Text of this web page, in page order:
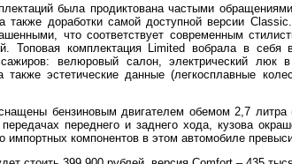
была продиктована частыми
доработки самой доступной версии
что соответствует современным
Топовая комплектация Limited вобрала в
велюровый салон, электрический люк
также эстетические данные (легкосплавные
бензиновым двигателем обемом 2,7
переднего и заднего хода, кузова
импортных компонентов в этом автомобиле